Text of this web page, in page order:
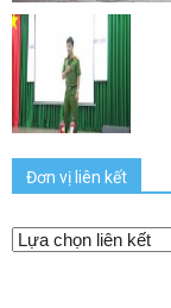
Đơn vị liên kết